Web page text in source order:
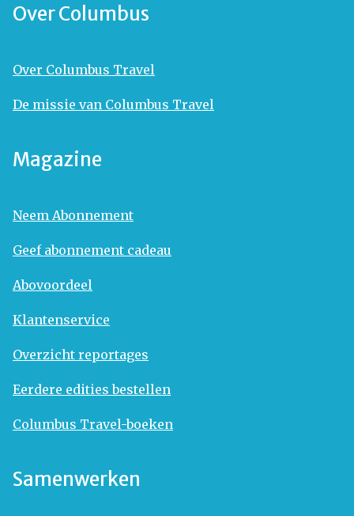
Over Columbus
Over Columbus Travel
De missie van Columbus Travel
Magazine
Neem Abonnement
Geef abonnement cadeau
Abovoordeel
Klantenservice
Overzicht reportages
Eerdere edities bestellen
Columbus Travel-boeken
Samenwerken